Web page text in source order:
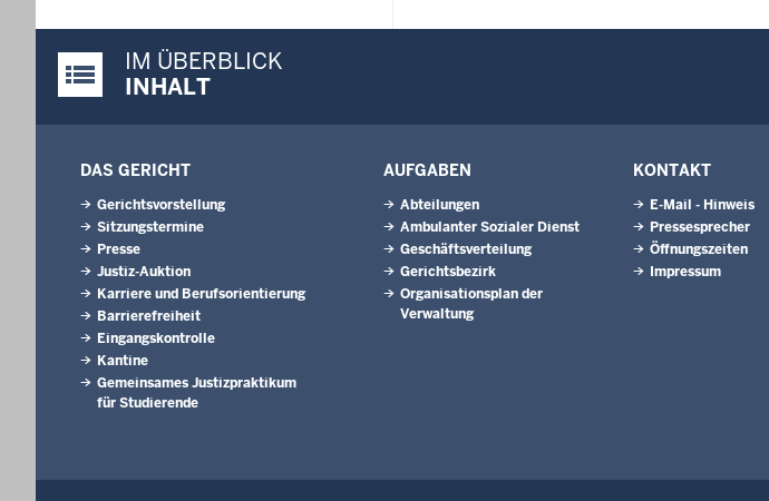
Justiz-Portal im Überblick:
IM ÜBERBLICK
INHALT
DAS GERICHT
Gerichtsvorstellung
Sitzungstermine
Presse
Justiz-Auktion
Karriere und Berufsorientierung
Barrierefreiheit
Eingangskontrolle
Kantine
Gemeinsames Justizpraktikum
für Studierende
AUFGABEN
Abteilungen
Ambulanter Sozialer Dienst
Geschäftsverteilung
Gerichtsbezirk
Organisationsplan der
Verwaltung
KONTAKT
E-Mail - Hinweis
Pressesprecher
Öffnungszeiten
Impressum